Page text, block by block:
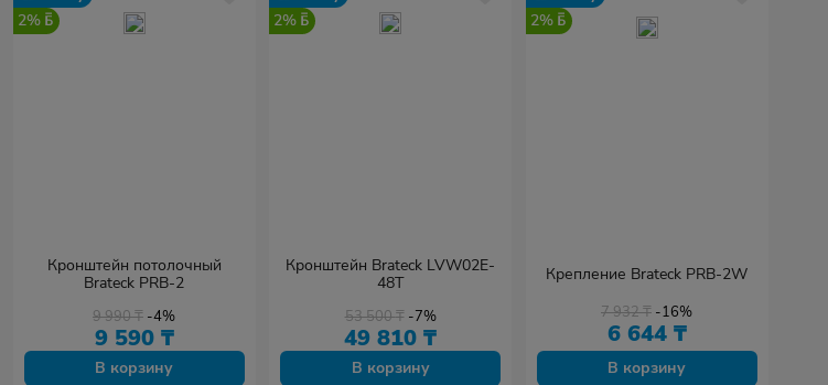
2%
Кронштейн потолочный
Brateck PRB-2
9 990₸ -4%
9 590 ₸
В корзину
2%
Кронштейн Brateck LVW02E-
48T
53 500₸ -7%
49 810 ₸
В корзину
2%
Крепление Brateck PRB-2W
7 932₸ -16%
6 644 ₸
В корзину